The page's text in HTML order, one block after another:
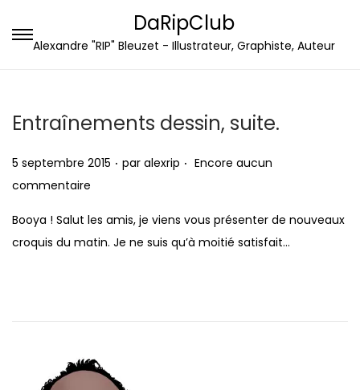
P
e
a
n
P
e
c
o
DaRipClub
Alexandre "RIP" Bleuzet - Illustrateur, Graphiste, Auteur
Entraînements dessin, suite.
P
u
l
i
5 septembre 2015 . par alexrip . Encore aucun
commentaire
Booya ! Salut les amis, je viens vous présenter de nouveaux
croquis du matin. Je ne suis qu’à moitié satisfait…